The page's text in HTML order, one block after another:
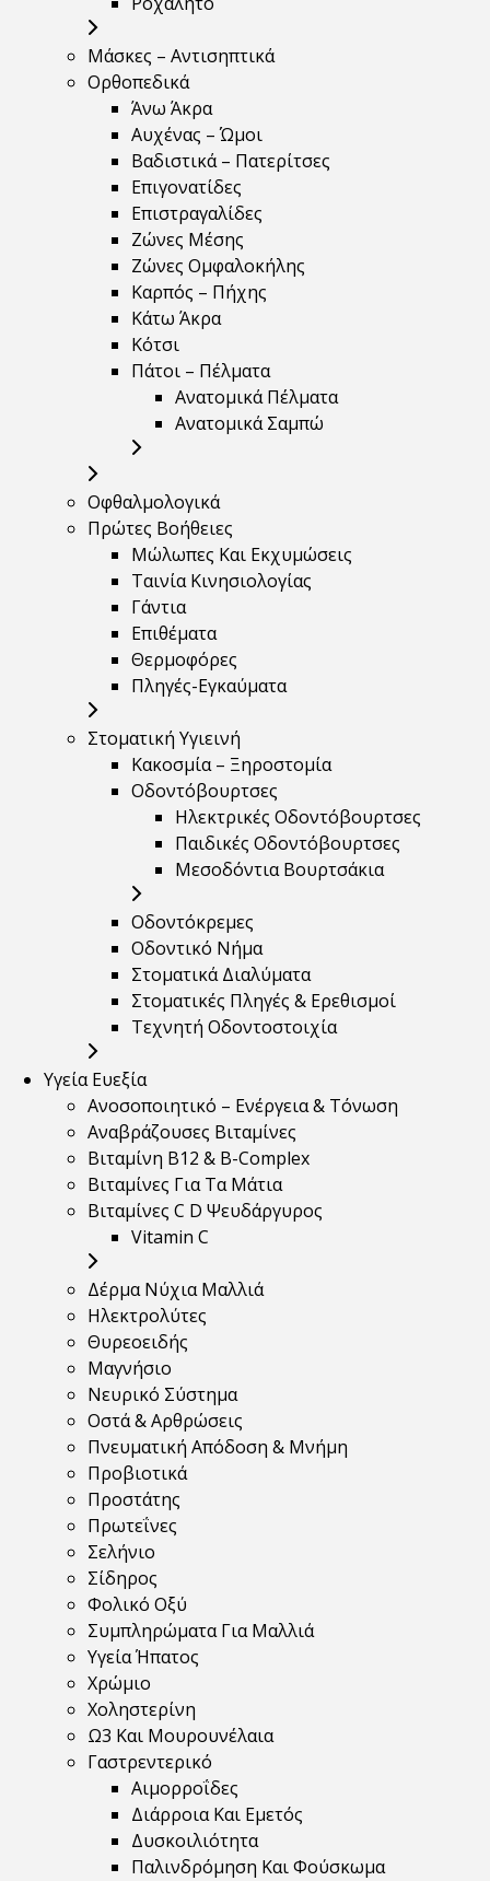
Μάσκες – Αντισηπτικά
Ορθοπεδικά
Άνω Άκρα
Αυχένας – Ώμοι
Βαδιστικά – Πατερίτσες
Επιγονατίδες
Επιστραγαλίδες
Ζώνες Μέσης
Ζώνες Ομφαλοκήλης
Καρπός – Πήχης
Κάτω Άκρα
Κότσι
Πάτοι – Πέλματα
Ανατομικά Πέλματα
Ανατομικά Σαμπώ
Οφθαλμολογικά
Πρώτες Βοήθειες
Μώλωπες Και Εκχυμώσεις
Ταινία Κινησιολογίας
Γάντια
Επιθέματα
Θερμοφόρες
Πληγές-Εγκαύματα
Στοματική Υγιεινή
Κακοσμία – Ξηροστομία
Οδοντόβουρτσες
Ηλεκτρικές Οδοντόβουρτσες
Παιδικές Οδοντόβουρτσες
Μεσοδόντια Βουρτσάκια
Οδοντόκρεμες
Οδοντικό Νήμα
Στοματικά Διαλύματα
Στοματικές Πληγές & Ερεθισμοί
Τεχνητή Οδοντοστοιχία
Υγεία Ευεξία
Ανοσοποιητικό – Ενέργεια & Τόνωση
Αναβράζουσες Βιταμίνες
Βιταμίνη B12 & Β-Complex
Βιταμίνες Για Τα Μάτια
Βιταμίνες C D Ψευδάργυρος
Vitamin C
Δέρμα Νύχια Μαλλιά
Ηλεκτρολύτες
Θυρεοειδής
Μαγνήσιο
Νευρικό Σύστημα
Οστά & Αρθρώσεις
Πνευματική Απόδοση & Μνήμη
Προβιοτικά
Προστάτης
Πρωτεΐνες
Σελήνιο
Σίδηρος
Φολικό Οξύ
Συμπληρώματα Για Μαλλιά
Υγεία Ήπατος
Χρώμιο
Χοληστερίνη
Ω3 Και Μουρουνέλαια
Γαστρεντερικό
Αιμορροΐδες
Διάρροια Και Εμετός
Δυσκοιλιότητα
Παλινδρόμηση Και Φούσκωμα